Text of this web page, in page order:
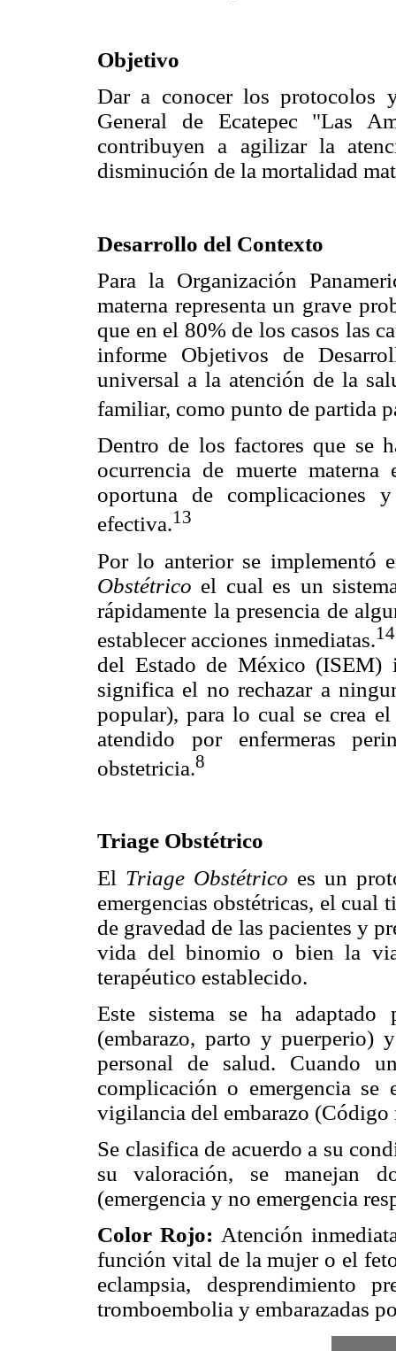
Objetivo
Dar a conocer los protocolos
General de Ecatepec "Las
contribuyen a agilizar la
disminución de la mortalidad
Desarrollo del Contexto
Para la Organización
materna representa un grave
que en el 80% de los casos las
informe Objetivos de
universal a la atención de la
familiar, como punto de partida
Dentro de los factores que se
ocurrencia de muerte
oportuna de complicaciones
efectiva.13
Por lo anterior se implementó
Obstétrico el cual es un
rápidamente la presencia de
establecer acciones inmediatas.14
del Estado de México
significa el no rechazar a
popular), para lo cual se crea
atendido por enfermeras
obstetricia.8
Triage Obstétrico
El Triage Obstétrico es un
emergencias obstétricas, el
de gravedad de las pacientes y
vida del binomio o bien la
terapéutico establecido.
Este sistema se ha adaptado
(embarazo, parto y puerperio)
personal de salud. Cuando
complicación o emergencia
vigilancia del embarazo (Código
Se clasifica de acuerdo a su
su valoración, se manejan
(emergencia y no emergencia
Color Rojo: Atención
función vital de la mujer o el
eclampsia, desprendimiento
tromboembolia y embarazadas